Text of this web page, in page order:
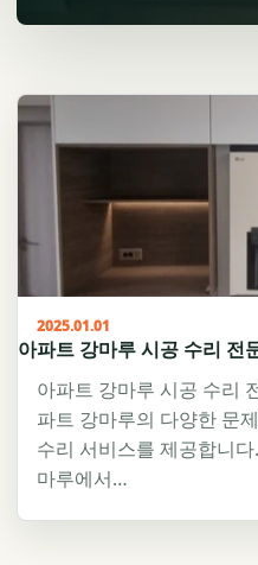
2025.01.01
아파트 강마루 시공 수리 전
아파트 강마루 시공 수리
파트 강마루의 다양한 문
수리 서비스를 제공합니
마루에서…